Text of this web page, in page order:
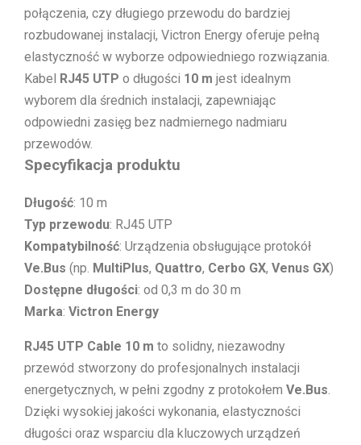
połączenia, czy długiego przewodu do bardziej
rozbudowanej instalacji, Victron Energy oferuje pełną
elastyczność w wyborze odpowiedniego rozwiązania.
Kabel RJ45 UTP o długości 10 m jest idealnym
wyborem dla średnich instalacji, zapewniając
odpowiedni zasięg bez nadmiernego nadmiaru
przewodów.
Specyfikacja produktu
Długość: 10 m
Typ przewodu: RJ45 UTP
Kompatybilność: Urządzenia obsługujące protokół
Ve.Bus (np. MultiPlus, Quattro, Cerbo GX, Venus GX)
Dostępne długości: od 0,3 m do 30 m
Marka: Victron Energy
RJ45 UTP Cable 10 m to solidny, niezawodny
przewód stworzony do profesjonalnych instalacji
energetycznych, w pełni zgodny z protokołem Ve.Bus
Dzięki wysokiej jakości wykonania, elastyczności
długości oraz wsparciu dla kluczowych urządzeń